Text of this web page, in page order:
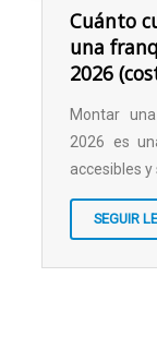
Cuánto
una
2026
Montar
2026 es
accesibles y
SEGUIR